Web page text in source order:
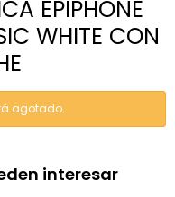
EPIPHONE
WHITE CON
agotado.
interesar